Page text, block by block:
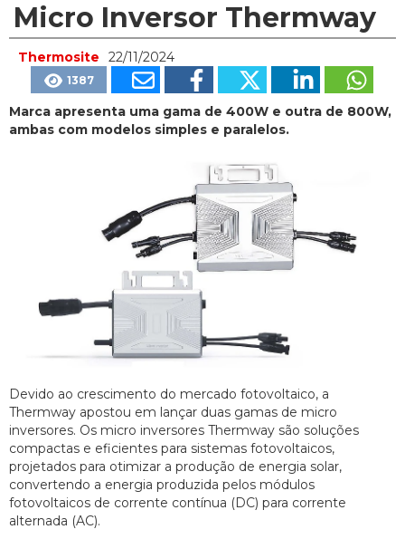
Micro Inversor Thermway
Thermosite 22/11/2024
1387
Marca apresenta uma gama de 400W e outra de 800W,
ambas com modelos simples e paralelos.
Devido ao crescimento do mercado fotovoltaico, a
Thermway apostou em lançar duas gamas de micro
inversores. Os micro inversores Thermway são soluções
compactas e eficientes para sistemas fotovoltaicos,
projetados para otimizar a produção de energia solar,
convertendo a energia produzida pelos módulos
fotovoltaicos de corrente contínua (DC) para corrente
alternada (AC).